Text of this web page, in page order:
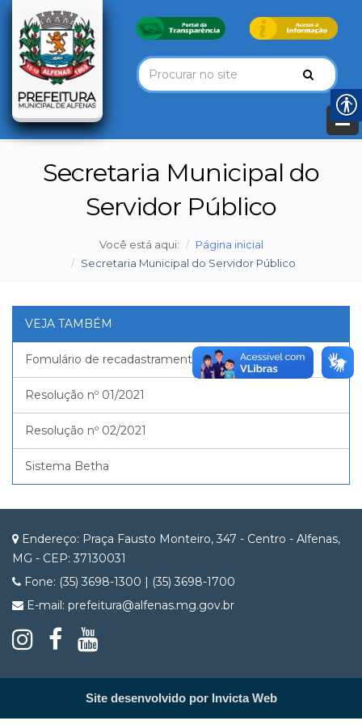
Secretaria Municipal do
Servidor Público
Você está aqui:
Página inicial
Secretaria Municipal do Servidor Público
VEJA TAMBÉM
Fomulário de recadastramento
Resolução nº 01/2021
Resolução nº 02/2021
Sistema Betha
Endereço: Praça Fausto Monteiro, 347 - Centro - Alfenas,
MG - CEP: 37130031
Fone: (35) 3698-1300 | (35) 3698-1700
E-mail: prefeitura@alfenas.mg.gov.br
Site desenvolvido por Invicta Web